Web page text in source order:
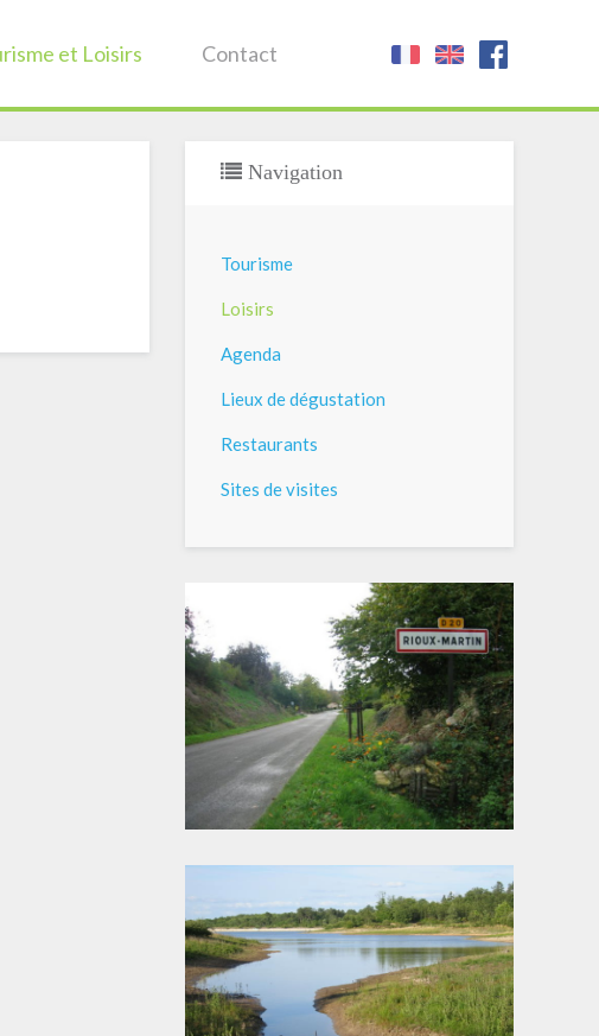
et Loisirs Contact
Navigation
Tourisme
Loisirs
Agenda
Lieux de dégustation
Restaurants
Sites de visites